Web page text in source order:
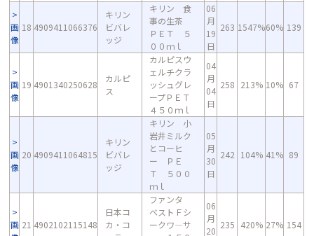
画
像
18 4909411066376
キリン
ビバレ
ッジ
キリン 食
事の生茶
ＰＥＴ ５
００ｍｌ
06
月
19
日
263 1547%60% 139
画
像
19 4901340250628
カルピ
ス
カルピスウ
ェルチクラ
ッシュグレ
ープＰＥＴ
４５０ｍｌ
04
月
04
日
258 213% 10% 67
画
像
20 4909411064815
キリン
ビバレ
ッジ
キリン 小
岩井ミルク
とコーヒ
ー ＰＥ
Ｔ ５００
ｍｌ
05
月
30
日
242 104% 41% 89
画 21 4902102115148
日本コ
カ・コ
ファンタ
ベストＦシ
ークワ―サ
06
月
20
235 420% 27% 154